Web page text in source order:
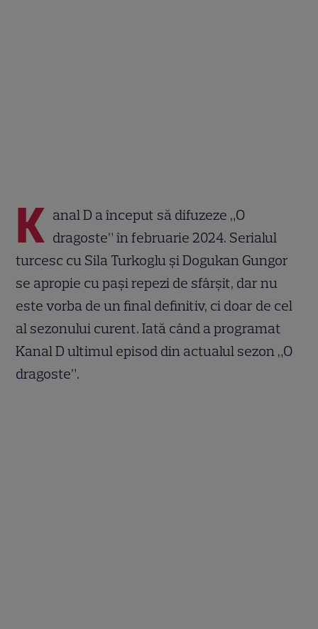
K anal D a început să difuzeze „O
dragoste” în februarie 2024. Serialul
turcesc cu Sila Turkoglu și Dogukan Gungor
se apropie cu pași repezi de sfârșit, dar nu
este vorba de un final definitiv, ci doar de cel
al sezonului curent. Iată când a programat
Kanal D ultimul episod din actualul sezon „O
dragoste”.